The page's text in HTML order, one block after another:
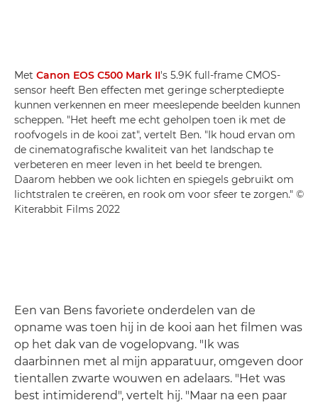
Met Canon EOS C500 Mark II's 5.9K full-frame CMOS-
sensor heeft Ben effecten met geringe scherptediepte
kunnen verkennen en meer meeslepende beelden kunnen
scheppen. "Het heeft me echt geholpen toen ik met de
roofvogels in de kooi zat", vertelt Ben. "Ik houd ervan om
de cinematografische kwaliteit van het landschap te
verbeteren en meer leven in het beeld te brengen.
Daarom hebben we ook lichten en spiegels gebruikt om
lichtstralen te creëren, en rook om voor sfeer te zorgen." ©
Kiterabbit Films 2022
Een van Bens favoriete onderdelen van de
opname was toen hij in de kooi aan het filmen was
op het dak van de vogelopvang. "Ik was
daarbinnen met al mijn apparatuur, omgeven door
tientallen zwarte wouwen en adelaars. "Het was
best intimiderend", vertelt hij. "Maar na een paar